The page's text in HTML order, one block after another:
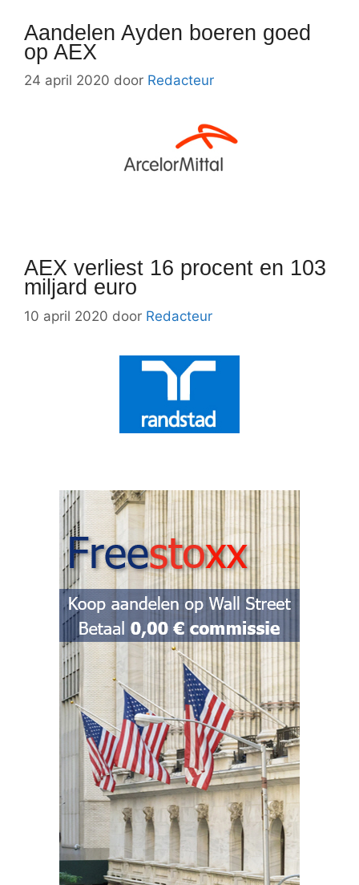
Aandelen Ayden boeren goed
op AEX
24 april 2020 door Redacteur
AEX verliest 16 procent en 103
miljard euro
10 april 2020 door Redacteur